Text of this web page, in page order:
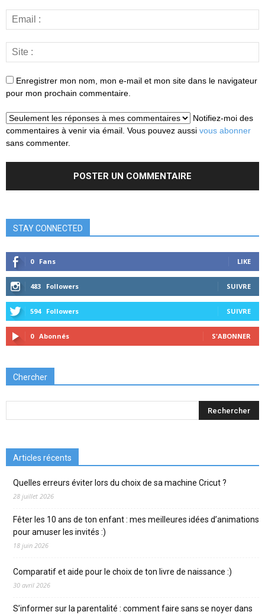
Enregistrer mon nom, mon e-mail et mon site dans le navigateur
pour mon prochain commentaire.
Notifiez-moi des
commentaires à venir via émail. Vous pouvez aussi vous abonner
sans commenter.
STAY CONNECTED
0 Fans LIKE
483 Followers SUIVRE
594 Followers SUIVRE
0 Abonnés S'ABONNER
Chercher
Articles récents
Quelles erreurs éviter lors du choix de sa machine Cricut ?
28 juillet 2026
Fêter les 10 ans de ton enfant : mes meilleures idées d’animations
pour amuser les invités :)
18 juin 2026
Comparatif et aide pour le choix de ton livre de naissance :)
30 avril 2026
S’informer sur la parentalité : comment faire sans se noyer dans